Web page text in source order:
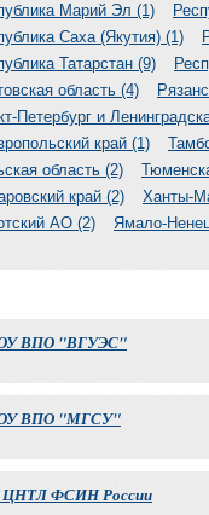
Марий Эл (1)
Саха (Якутия) (1)
Татарстан (9)
область (4)
Петербург и
край (1)
область (2)
край (2)
Ханты-
АО (2)
Ямало-
ВПО "ВГУЭС"
ВПО "МГСУ"
ФСИН России